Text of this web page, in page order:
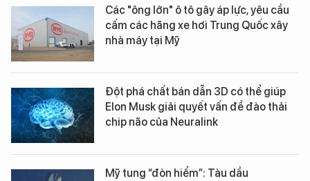
Các "ông lớn" ô tô gây áp lực, yêu cầu
cấm các hãng xe hơi Trung Quốc xây
nhà máy tại Mỹ
Đột phá chất bán dẫn 3D có thể giúp
Elon Musk giải quyết vấn đề đào thải
chip não của Neuralink
Mỹ tung “đòn hiểm”: Tàu dầu